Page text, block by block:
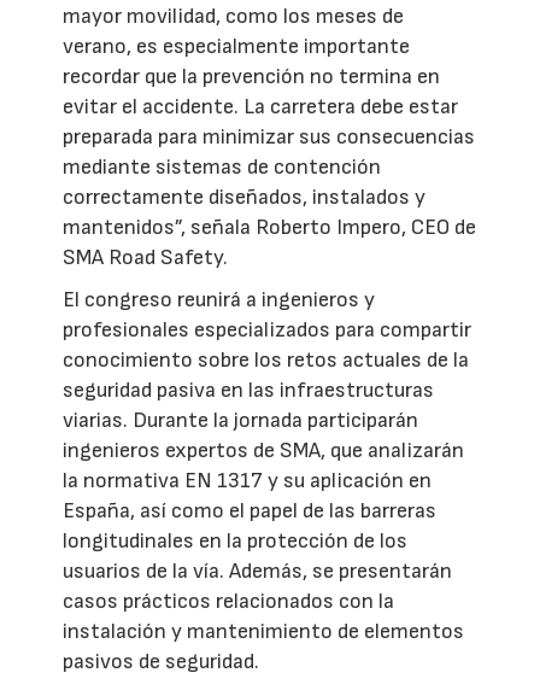
mayor movilidad, como los meses de
verano, es especialmente importante
recordar que la prevención no termina en
evitar el accidente. La carretera debe estar
preparada para minimizar sus consecuencias
mediante sistemas de contención
correctamente diseñados, instalados y
mantenidos”, señala Roberto Impero, CEO de
SMA Road Safety.
El congreso reunirá a ingenieros y
profesionales especializados para compartir
conocimiento sobre los retos actuales de la
seguridad pasiva en las infraestructuras
viarias. Durante la jornada participarán
ingenieros expertos de SMA, que analizarán
la normativa EN 1317 y su aplicación en
España, así como el papel de las barreras
longitudinales en la protección de los
usuarios de la vía. Además, se presentarán
casos prácticos relacionados con la
instalación y mantenimiento de elementos
pasivos de seguridad.